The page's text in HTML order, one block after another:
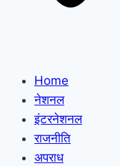
Home
नेशनल
इंटरनेशनल
राजनीति
अपराध